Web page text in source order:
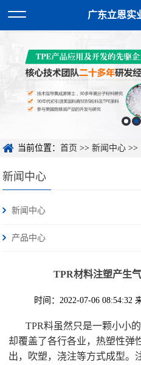
广东立恩实
当前位置：首页 >>新闻中心 >>
新闻中心
新闻中心
产品中心
TPR材料注塑产生
时间：2022-07-06 08:54:32
TPR料虽然只是一颗小小
却覆盖了各行各业，热塑性弹
出，吹塑，浇注等方式成型。